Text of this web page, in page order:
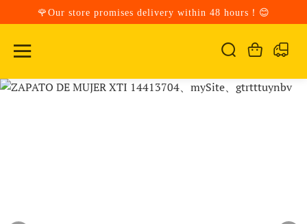
🌹Our store promises delivery within 48 hours！😊